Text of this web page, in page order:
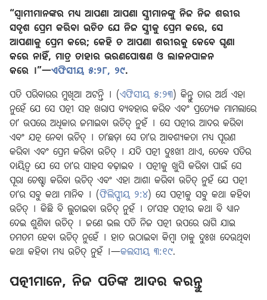
“ସ୍ୱାମୀମାନଙ୍କର ମଧ୍ୟ ଆପଣା ଆପଣା ସ୍ତ୍ରୀମାନଙ୍କୁ ନିଜ ନିଜ ଶରୀର
ସଦୃଶ ପ୍ରେମ କରିବା ଉଚିତ ଯେ ନିଜ ସ୍ତ୍ରୀକୁ ପ୍ରେମ କରେ, ସେ
ଆପଣାକୁ ପ୍ରେମ କରେ; କେହି ତ ଆପଣା ଶରୀରକୁ କେବେ ଘୃଣା
କରେ ନାହିଁ, ମାତ୍ର ତାହାର ଭରଣପୋଷଣ ଓ ଲାଳନପାଳନ
କରେ ।”—ଏଫିସୀୟ ୫:୨୮, ୨୯.
ପତି ପରିବାରର ମୁଖିଆ ଅଟନ୍ତି । (ଏଫିସୀୟ ୫:୨୩) କିନ୍ତୁ ତାର ଅର୍ଥ ଏହା
ନୁହେଁ ଯେ ସେ ପତ୍ନୀ ସହ ଖରାପ ବ୍ୟବହାର କରିବ ଏବଂ ପ୍ରତ୍ୟେକ ମାମଲାରେ
ତାʼ ଉପରେ ଅଧିକାର ଜମାଇବା ଉଚିତ୍‌ ନୁହଁ । ସେ ପତ୍ନୀର ଆଦର କରିବା
ଏବଂ ଯତ୍ନ ନେବା ଉଚିତ୍‌ । ତାʼଛଡ଼ା ସେ ତାʼର ଆବଶ୍ୟକତା ମଧ୍ୟ ପୂରଣ
କରିବା ଏବଂ ପ୍ରେମ କରିବା ଉଚିତ୍‌ । ଯଦି ପତ୍ନୀ ଦୁଃଖୀ ଥାଏ, ତେବେ ପତିର
ଦାୟିତ୍ୱ ଯେ ସେ ତାʼର ସାହସ ବଢ଼ାଇବ । ପତ୍ନୀକୁ ଖୁସି କରିବା ପାଇଁ ସେ
ପୂରା ଚେଷ୍ଟା କରିବା ଉଚିତ୍‌ ଏବଂ ଏହା ଆଶା କରିବା ଉଚିତ୍‌ ନୁହଁ ଯେ ପତ୍ନୀ
ତାʼର ସବୁ କଥା ମାନିବ । (ଫିଲିପ୍ପୀୟ ୨:୪) ସେ ପତ୍ନୀକୁ ସବୁ କଥା କହିବା
ଉଚିତ୍‌ । କିଛି ବି ଲୁଚାଇବା ଉଚିତ୍‌ ନୁହଁ । ତାʼସହ ପତ୍ନୀର କଥା ବି ଧ୍ୟାନ
ଦେଇ ଶୁଣିବା ଉଚିତ୍‌ । ଜଣେ ଭଲ ପତି ନିଜ ପତ୍ନୀ ଉପରେ ରାଗି ଯାଇ
ତମତମ ହେବା ଉଚିତ୍‌ ନୁହେଁ । ହାତ ଉଠାଇବା କିମ୍ବା ତାକୁ ଦୁଃଖ ଦେଉଥିବା
କଥା କହିବା ମଧ୍ୟ ଉଚିତ୍‌ ନୁହଁ ।—କଲସୀୟ ୩:୧୯.
ପତ୍ନୀମାନେ, ନିଜ ପତିଙ୍କ ଆଦର କରନ୍ତୁ